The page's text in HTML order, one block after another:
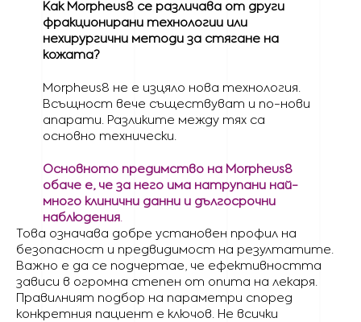
Как Morpheus8 се различава от други
фракционирани технологии или
нехирургични методи за стягане на
кожата?
Morpheus8 не е изцяло нова технология.
Всъщност вече съществуват и по-нови
апарати. Разликите между тях са
основно технически.
Основното предимство на Morpheus8
обаче е, че за него има натрупани най-
много клинични данни и дългосрочни
наблюдения.
Това означава добре установен профил на
безопасност и предвидимост на резултатите.
Важно е да се подчертае, че ефективността
зависи в огромна степен от опита на лекаря.
Правилният подбор на параметри според
конкретния пациент е ключов. Не всички